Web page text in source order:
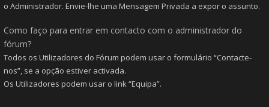
o Administrador. Envie-lhe uma Mensagem Privada a expor o assunto.
Como faço para entrar em contacto com o administrador do
fórum?
Todos os Utilizadores do Fórum podem usar o formulário “Contacte-
nos”, se a opção estiver activada.
Os Utilizadores podem usar o link “Equipa”.